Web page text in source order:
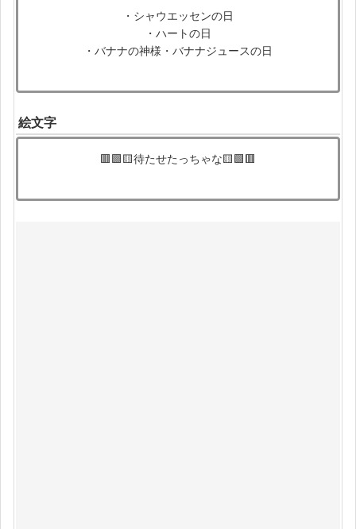
・シャウエッセンの日
・ハートの日
・バナナの神様・バナナジュースの日
絵文字
🟥🟩🟨待たせたっちゃな🟨🟩🟥